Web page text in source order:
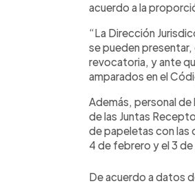
acuerdo a la
“La Dirección
se pueden
revocatoria, y ante
amparados en el
Además, personal
de las Juntas
de papeletas con las
4 de febrero y el 3 de
De acuerdo a datos